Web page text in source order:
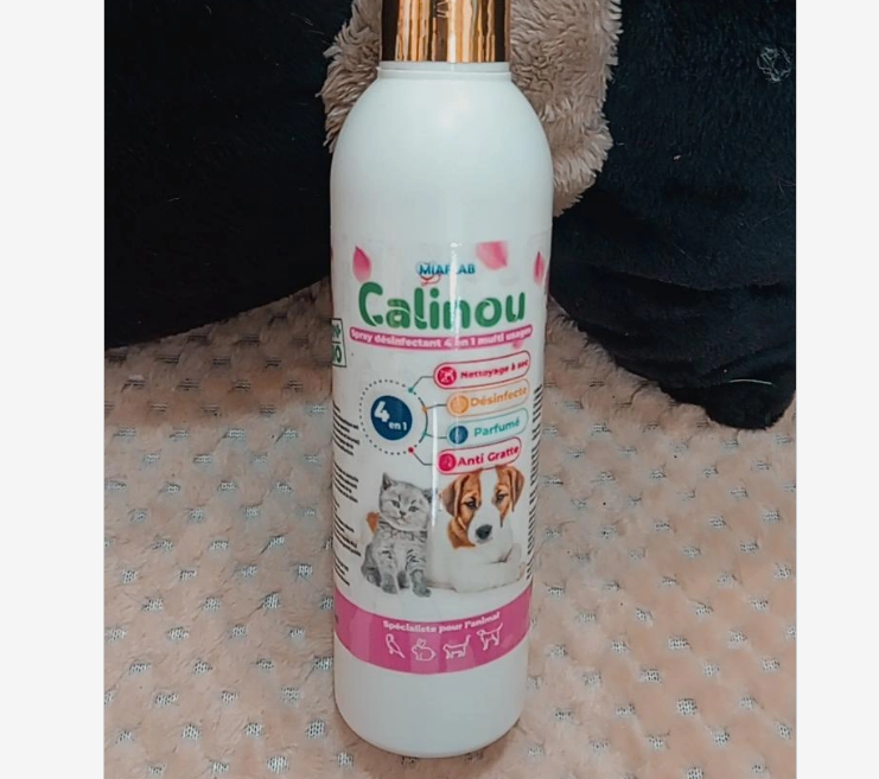
SE CONNECTER
Identifiant ou e-mail